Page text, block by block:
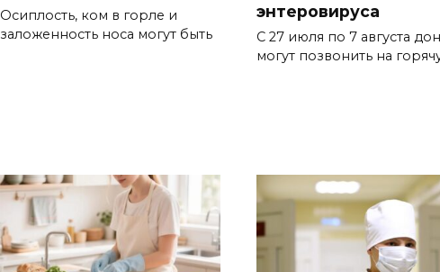
Осиплость, ком в горле и
заложенность носа могут быть
энтеровируса
С 27 июля по 7 августа
могут позвонить на